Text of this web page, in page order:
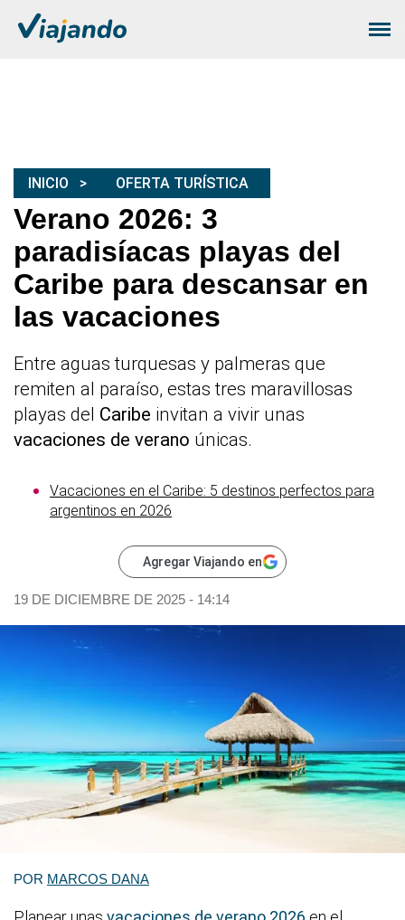
INICIO OFERTA TURÍSTICA
Verano 2026: 3
paradisíacas playas del
Caribe para descansar en
las vacaciones
Entre aguas turquesas y palmeras que
remiten al paraíso, estas tres maravillosas
playas del Caribe invitan a vivir unas
vacaciones de verano únicas.
Vacaciones en el Caribe: 5 destinos perfectos para
argentinos en 2026
Agregar Viajando en
19 DE DICIEMBRE DE 2025 - 14:14
POR MARCOS DANA